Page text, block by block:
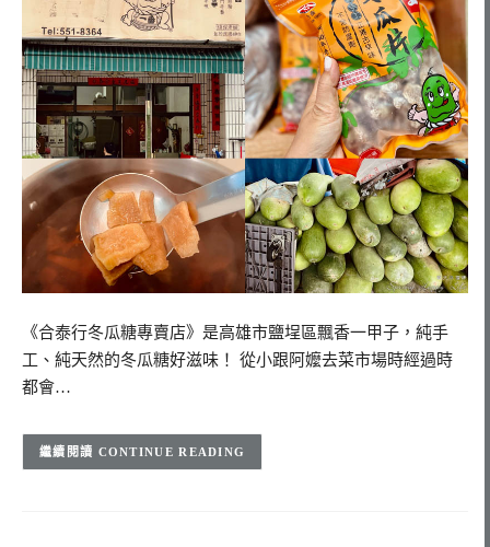
《合泰行冬瓜糖專賣店》是高雄市鹽埕區飄香一甲子，純手
工、純天然的冬瓜糖好滋味！ 從小跟阿嬤去菜市場時經過時
都會…
CONTINUE READING